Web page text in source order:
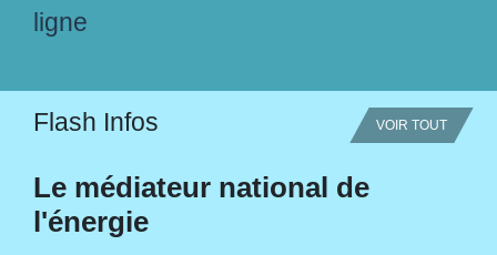
ligne
Flash Infos VOIR TOUT
Le médiateur national de
l'énergie